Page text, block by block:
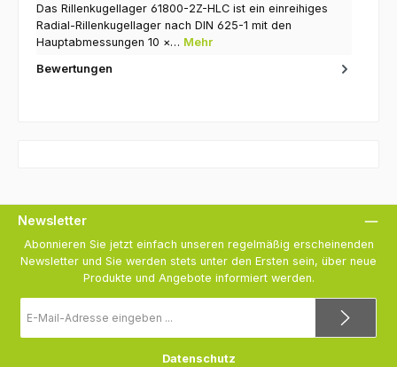
Das Rillenkugellager 61800-2Z-HLC ist ein einreihiges
Radial-Rillenkugellager nach DIN 625-1 mit den
Hauptabmessungen 10 ×… Mehr
Bewertungen
Newsletter
Abonnieren Sie jetzt einfach unseren regelmäßig erscheinenden
Newsletter und Sie werden stets unter den Ersten sein, über neue
Produkte und Angebote informiert werden.
Mail-
Adresse
Datenschutz